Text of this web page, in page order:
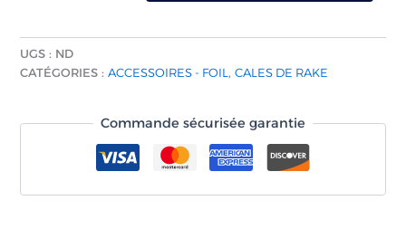
UGS : ND
CATÉGORIES :ACCESSOIRES - FOIL ,CALES DE RAKE
Commande sécurisée garantie